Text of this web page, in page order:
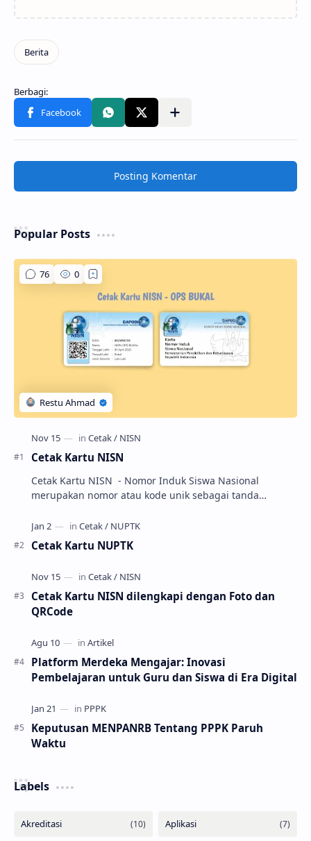
Posting Komentar
Popular Posts
Cetak Kartu NISN
Cetak Kartu NISN - Nomor Induk Siswa Nasional
merupakan nomor atau kode unik sebagai tanda
Cetak Kartu NUPTK
Cetak Kartu NISN dilengkapi dengan Foto dan
QRCode
Platform Merdeka Mengajar: Inovasi
Pembelajaran untuk Guru dan Siswa di Era Digital
Keputusan MENPANRB Tentang PPPK Paruh
Waktu
Labels